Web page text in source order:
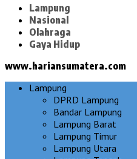
Lampung
Nasional
Olahraga
Gaya Hidup
www.hariansumatera.com
Lampung
DPRD Lampung
Bandar Lampung
Lampung Barat
Lampung Timur
Lampung Utara